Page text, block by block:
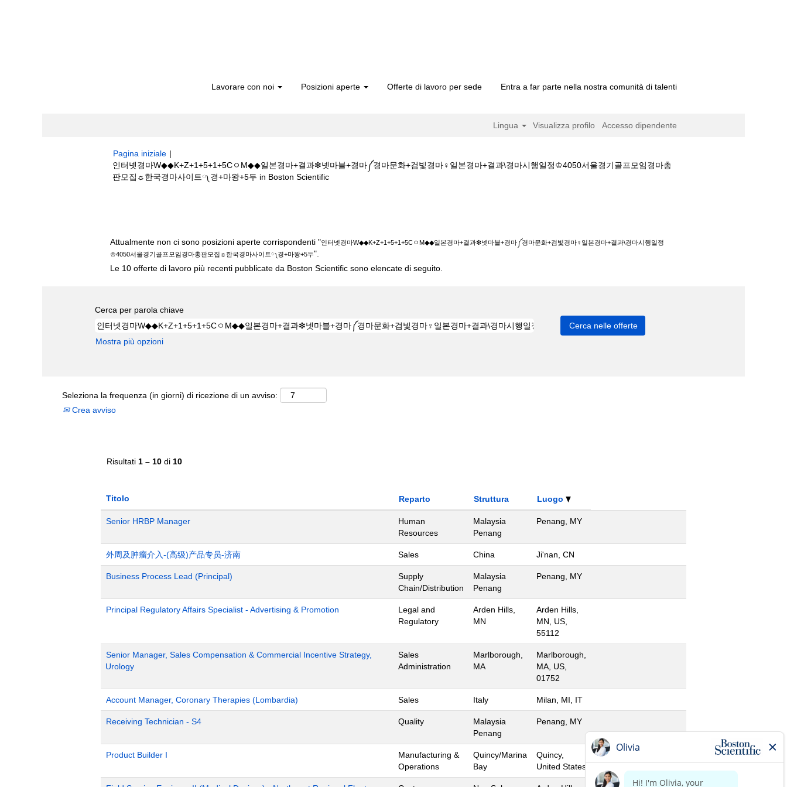
Lavorare con noi Posizioni aperte Offerte di lavoro per sede Entra a far parte nella nostra comunità di talenti
Lingua Visualizza profilo Accesso dipendente
Pagina iniziale |
인터넷경마W◆◆K+Z+1+5+1+5CㅇM◆◆일본경마+결과❇넷마블+경마༼경마문화+검빛경마♀일본경마+결과\경마시행일정♔4050서울경기골프모임경마총
판모집☼한국경마사이트༾경+마왕+5두 in Boston Scientific(pagina
Attualmente non ci sono posizioni aperte corrispondenti "인터넷경마W◆◆K+Z+1+5+1+5CㅇM◆◆일본경마+결과❇넷마블+경마༼경마문화+검빛경마♀일본경마+결과\경마시행일정
♔4050서울경기골프모임경마총판모집☼한국경마사이트༾경+마왕+5두".
Le 10 offerte di lavoro più recenti pubblicate da Boston Scientific sono elencate di seguito.
Cerca per parola chiave
Mostra più opzioni
Seleziona la frequenza (in giorni) di ricezione di un avviso:
Crea avviso
Risultati 1 – 10 di 10
Titolo Reparto Struttura Luogo
Senior HRBP Manager
Human
Resources
Malaysia
Penang
Penang, MY
外周及肿瘤介入-(高级)产品专员-济南 Sales China Ji'nan, CN
Business Process Lead (Principal)
Supply
Chain/Distribution
Malaysia
Penang
Penang, MY
Principal Regulatory Affairs Specialist - Advertising & Promotion
Legal and
Regulatory
Arden Hills,
MN
Arden Hills,
MN, US,
55112
Senior Manager, Sales Compensation & Commercial Incentive Strategy,
Urology
Sales
Administration
Marlborough,
MA
Marlborough,
MA, US,
01752
Account Manager, Coronary Therapies (Lombardia) Sales Italy Milan, MI, IT
Receiving Technician - S4 Quality
Malaysia
Penang
Penang, MY
Product Builder I
Manufacturing &
Operations
Quincy/Marina
Bay
Quincy,
United States